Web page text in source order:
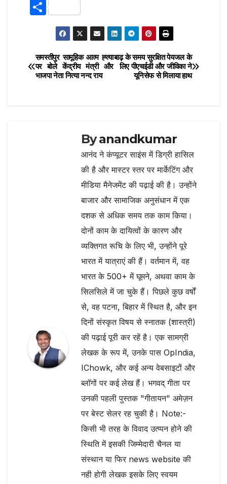
e
b
o
o
k
te
r
A
p
p
ra
m
S
h
ar
e
Post
navigation
बाढ़ के समय सुरक्षित पेयजल के
लिए पीएचईडी और जीविका ने
यूनिसेफ से मिलाया हाथ
समस्तीपुर सामूहिक आत्म ह्त्या
पर बोले केंद्रीय मंत्री और
भाजपा नेता नित्या नन्द राय
Byanandkumar
आनंद ने कंप्यूटर साइंस में डिग्री हासिल
की है और मास्टर स्तर पर मार्केटिंग और
मीडिया मैनेजमेंट की पढ़ाई की है। उन्होंने
बाजार और सामाजिक अनुसंधान में एक
दशक से अधिक समय तक काम किया।
दोनों काम के दायित्वों के कारण और
व्यक्तिगत रूचि के लिए भी, उन्होंने पूरे
भारत में यात्राएं की हैं। वर्तमान में, वह
भारत के 500+ में घूमने, अथवा काम के
सिलसिले में जा चुके हैं। पिछले कुछ वर्षों
से, वह पटना, बिहार में स्थित है, और इन
दिनों संस्कृत विषय से स्नातक (शास्त्री)
की पढ़ाई पूरी कर रहें है। एक सामग्री
लेखक के रूप में, उनके पास OpIndia,
IChowk, और कई अन्य वेबसाइटों और
ब्लॉगों पर कई लेख हैं। भगवद् गीता पर
उनकी पहली पुस्तक "गीतायन" अमेज़न
पर बेस्ट सेलर रह चुकी है। Note:-
किसी भी तरह के विवाद उत्प्पन होने की
स्थिति में इसकी जिम्मेदारी चैनल या
संस्थान या फिर news website की
नही होगी लेखक इसके लिए स्वयम